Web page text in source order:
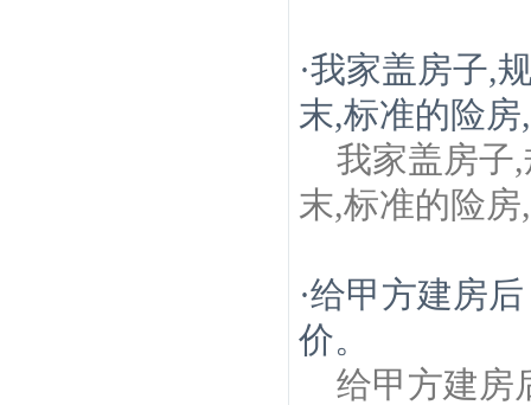
·我家盖房子,
末,标准的险
我家盖房子
末,标准的险
·给甲方建房
价。
给甲方建房